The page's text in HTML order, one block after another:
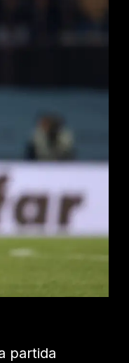
partida